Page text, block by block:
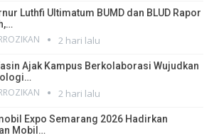
Luthfi Ultimatum BUMD dan BLUD Rapor
2 hari lalu
Ajak Kampus Berkolaborasi Wujudkan
2 hari lalu
Expo Semarang 2026 Hadirkan
Mobil…